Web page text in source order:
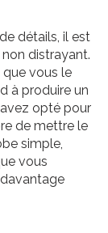
détails, il est
distrayant.
vous le
à produire un
opté pour
de mettre le
simple,
vous